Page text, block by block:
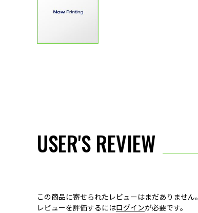
USER'S REVIEW
この商品に寄せられたレビューはまだありません。
レビューを評価するにはログインが必要です。